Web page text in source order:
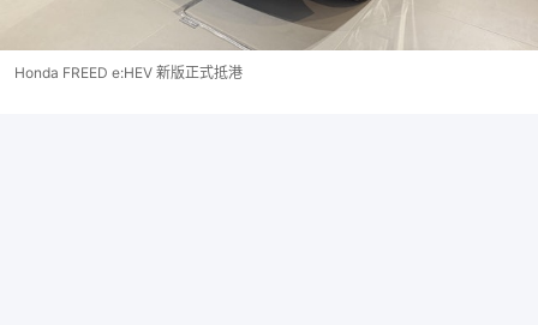
Honda FREED e:HEV 新版正式抵港